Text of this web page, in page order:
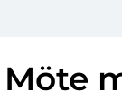
Möte